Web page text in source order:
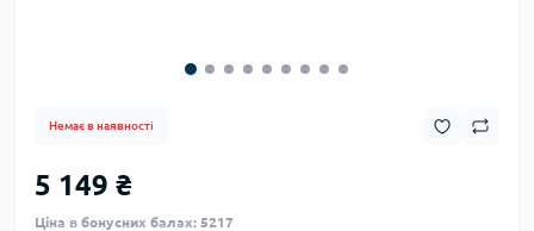
Немає в наявності
5 149 ₴
Ціна в бонусних балах: 5217